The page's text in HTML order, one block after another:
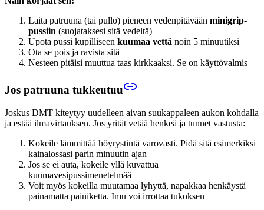
Laita patruuna (tai pullo) pieneen vedenpitävään minigrip-
pussiin (suojataksesi sitä vedeltä)
Upota pussi kupilliseen kuumaa vettä noin 5 minuutiksi
Ota se pois ja ravista sitä
Nesteen pitäisi muuttua taas kirkkaaksi. Se on käyttövalmis
Jos patruuna tukkeutuu
Joskus DMT kiteytyy uudelleen aivan suukappaleen aukon kohdalla
ja estää ilmavirtauksen. Jos yrität vetää henkeä ja tunnet vastusta:
Kokeile lämmittää höyrystintä varovasti. Pidä sitä esimerkiksi
kainalossasi parin minuutin ajan
Jos se ei auta, kokeile yllä kuvattua
kuumavesipussimenetelmää
Voit myös kokeilla muutamaa lyhyttä, napakkaa henkäystä
painamatta painiketta. Imu voi irrottaa tukoksen